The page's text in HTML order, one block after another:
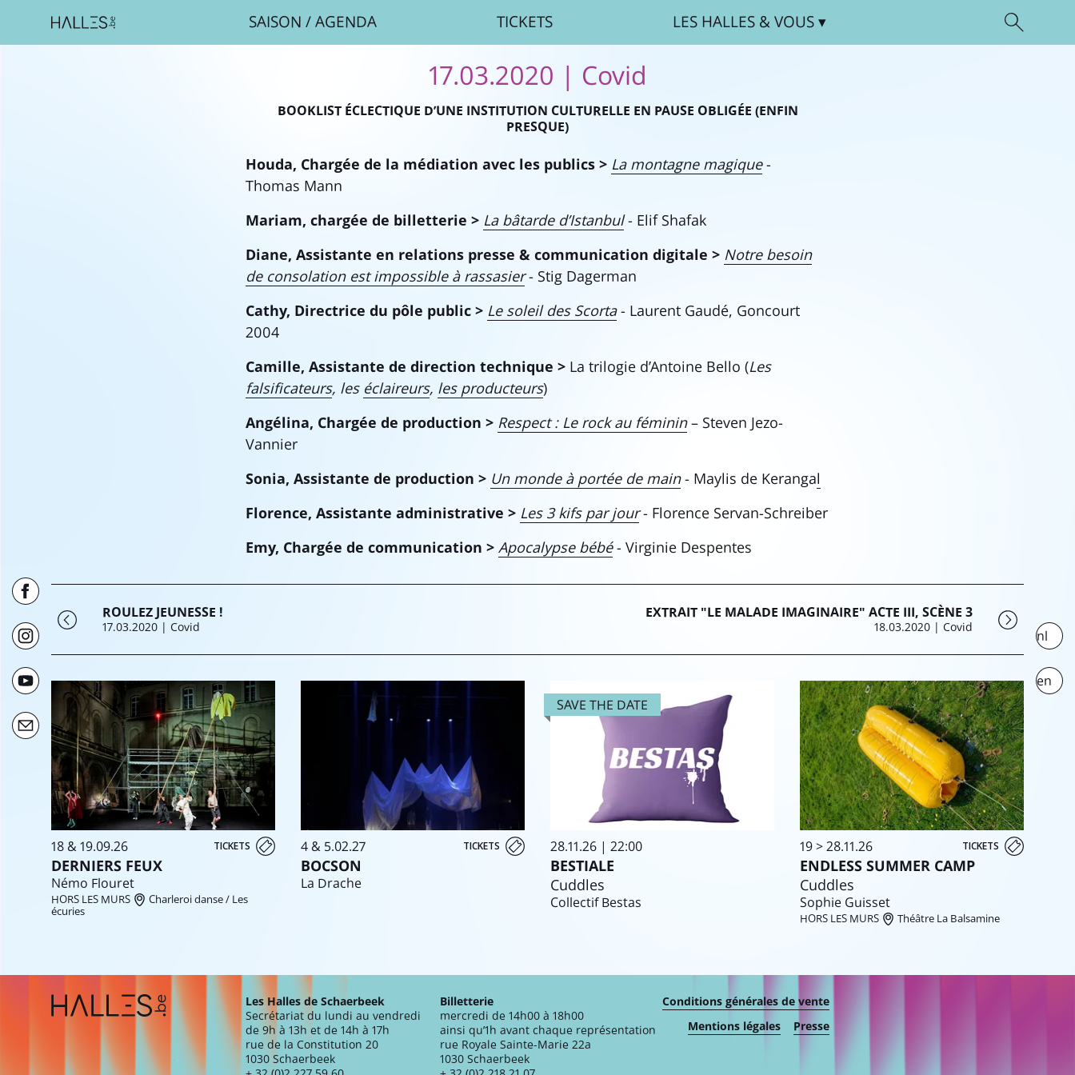
SAISON /AGENDA TICKETS LES HALLES & VOUS
17.03.2020 | Covid
BOOKLIST ÉCLECTIQUE D’UNE INSTITUTION CULTURELLE EN PAUSE OBLIGÉE (ENFIN
PRESQUE)
Houda, Chargée de la médiation avec les publics > La montagne magique-
Thomas Mann
Mariam, chargée de billetterie > La bâtarde d’Istanbul- Elif Shafak
Diane, Assistante en relations presse & communication digitale > Notre besoin
de consolation est impossible à rassasier- Stig Dagerman
Cathy, Directrice du pôle public > Le soleil des Scorta- Laurent Gaudé, Goncourt
2004
Camille, Assistante de direction technique > La trilogie d’Antoine Bello (Les
falsificateurs, les éclaireurs, les producteurs)
Angélina, Chargée de production > Respect : Le rock au féminin– Steven Jezo-
Vannier
Sonia, Assistante de production > Un monde à portée de main- Maylis de Kerangal
Florence, Assistante administrative > Les 3 kifs par jour- Florence Servan-Schreiber
Emy, Chargée de communication > Apocalypse bébé- Virginie Despentes
ROULEZ JEUNESSE !
17.03.2020 | Covid
EXTRAIT "LE MALADE IMAGINAIRE" ACTE III, SCÈNE 3
18.03.2020 | Covid
18 & 19.09.26 TICKETS
DERNIERS FEUX
Némo Flouret
HORS LES MURS
Charleroi danse / Les
écuries
4 & 5.02.27 TICKETS
BOCSON
La Drache
SAVE THE DATE
28.11.26 | 22:00
BESTIALE
Cuddles
Collectif Bestas
19 > 28.11.26 TICKETS
ENDLESS SUMMER CAMP
Cuddles
Sophie Guisset
HORS LES MURS Théâtre La Balsamine
Extra navigation
nl
en
Les Halles de Schaerbeek
Secrétariat du lundi au vendredi
de 9h à 13h et de 14h à 17h
rue de la Constitution 20
1030 Schaerbeek
Billetterie
mercredi de 14h00 à 18h00
ainsi qu’1h avant chaque représentation
rue Royale Sainte-Marie 22a
1030 Schaerbeek
Conditions générales de vente
Mentions légales
Presse